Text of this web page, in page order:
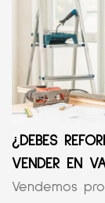
¿DEBES
VENDER EN
Vendemos